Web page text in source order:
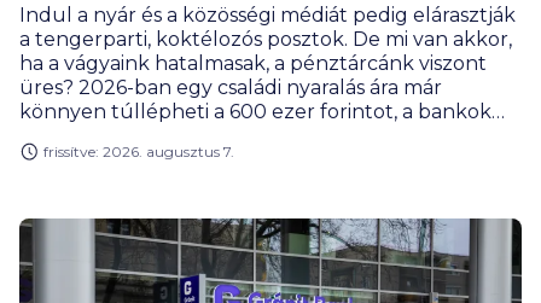
Indul a nyár és a közösségi médiát pedig elárasztják
a tengerparti, koktélozós posztok. De mi van akkor,
ha a vágyaink hatalmasak, a pénztárcánk viszont
üres? 2026-ban egy családi nyaralás ára már
könnyen túllépheti a 600 ezer forintot, a bankok
kölcsönre. Vajon a hitelből utazás csupán a
Mutatjuk a pro és kontra érveket, valamint a
legfrissebb banki körképet.
frissítve: 2026. augusztus 7.